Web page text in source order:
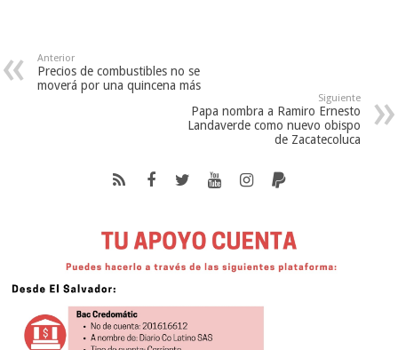
Anterior
Precios de combustibles no se
moverá por una quincena más
Siguiente
Papa nombra a Ramiro Ernesto
Landaverde como nuevo obispo
de Zacatecoluca